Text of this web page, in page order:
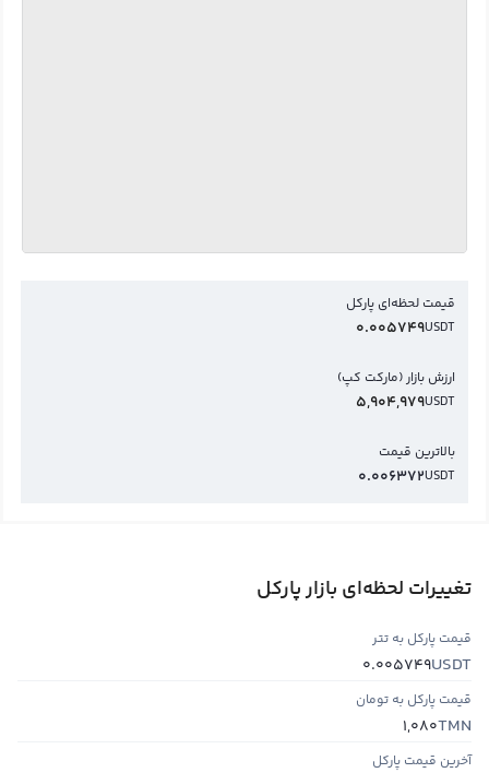
قیمت لحظه‌ای پارکل
USDT
0.005749
ارزش بازار (مارکت کپ)
USDT
5,904,979
بالاترین قیمت
USDT
0.006372
تغییرات لحظه‌ای بازار پارکل
قیمت پارکل به تتر
USDT
0.005749
قیمت پارکل به تومان
TMN
1,080
آخرین قیمت پارکل